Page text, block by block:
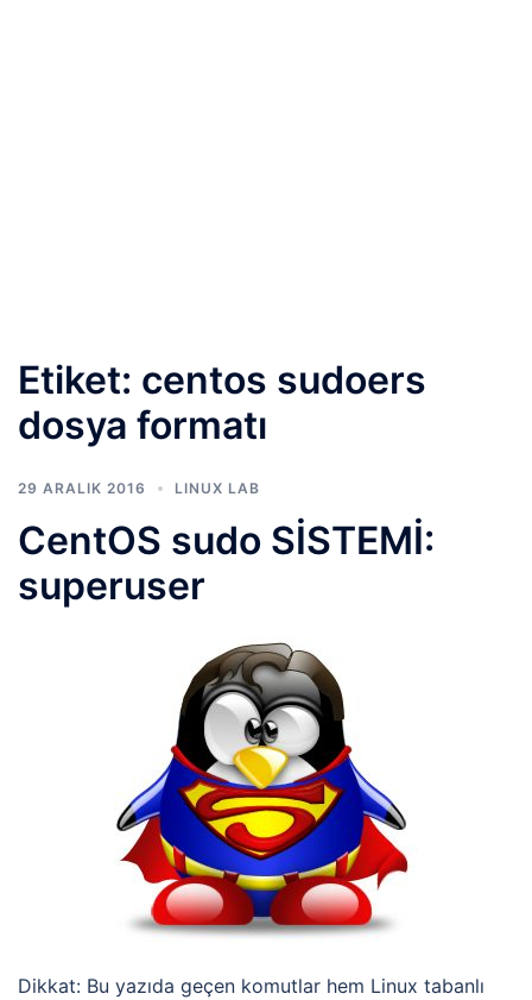
Etiket: centos sudoers
dosya formatı
29 ARALIK 2016 LINUX LAB
CentOS sudo SİSTEMİ:
superuser
Dikkat: Bu yazıda geçen komutlar hem Linux tabanlı